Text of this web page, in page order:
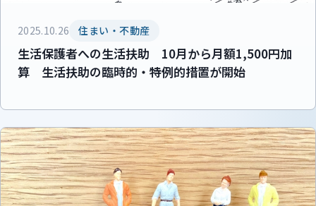
2025.10.26 住まい・不動産
生活保護者への生活扶助 10月から月額1,500円加
算 生活扶助の臨時的・特例的措置が開始